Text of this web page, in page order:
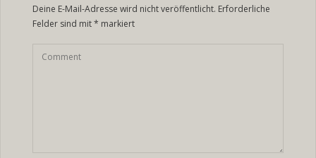
Deine E-Mail-Adresse wird nicht veröffentlicht. Erforderliche
Felder sind mit* markiert